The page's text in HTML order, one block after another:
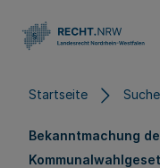
Startseite
Bekanntmachung